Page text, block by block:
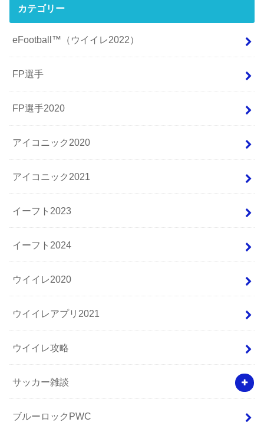
カテゴリー
eFootball™（ウイイレ2022）
FP選手
FP選手2020
アイコニック2020
アイコニック2021
イーフト2023
イーフト2024
ウイイレ2020
ウイイレアプリ2021
ウイイレ攻略
サッカー雑談
ブルーロックPWC